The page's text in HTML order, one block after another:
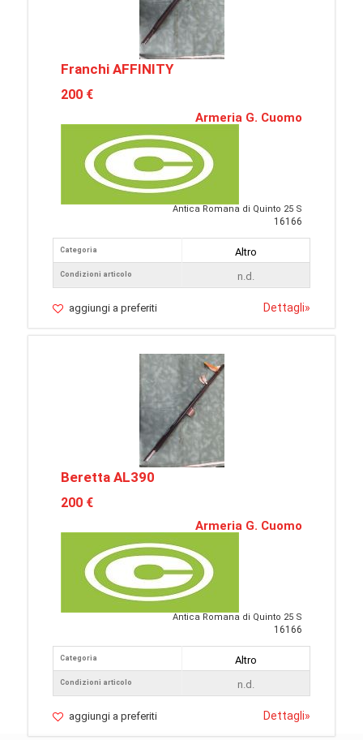
Franchi AFFINITY
200 €
Armeria G. Cuomo
Antica Romana di Quinto 25 S
16166
Categoria
Condizioni articolo
Altro
n.d.
aggiungi a preferiti Dettagli»
Beretta AL390
200 €
Armeria G. Cuomo
Antica Romana di Quinto 25 S
16166
Categoria
Condizioni articolo
Altro
n.d.
aggiungi a preferiti Dettagli»